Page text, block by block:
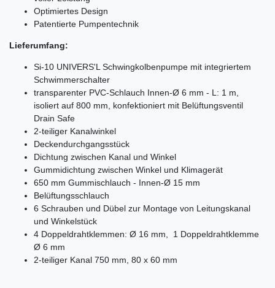
Optimiertes Design
Patentierte Pumpentechnik
Lieferumfang:
Si-10 UNIVERS'L Schwingkolbenpumpe mit integriertem
Schwimmerschalter
transparenter PVC-Schlauch Innen-Ø 6 mm - L: 1 m,
isoliert auf 800 mm, konfektioniert mit Belüftungsventil
Drain Safe
2-teiliger Kanalwinkel
Deckendurchgangsstück
Dichtung zwischen Kanal und Winkel
Gummidichtung zwischen Winkel und Klimagerät
650 mm Gummischlauch - Innen-Ø 15 mm
Belüftungsschlauch
6 Schrauben und Dübel zur Montage von Leitungskanal
und Winkelstück
4 Doppeldrahtklemmen: Ø 16 mm, 1 Doppeldrahtklemme
Ø 6 mm
2-teiliger Kanal 750 mm, 80 x 60 mm